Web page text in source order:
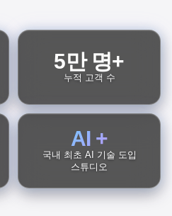
5만 명+
누적 고객 수
AI +
국내 최초 AI 기술 도입
스튜디오